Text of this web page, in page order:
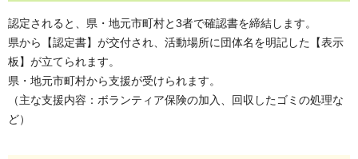
認定されると、県・地元市町村と3者で確認書を締結します。
県から【認定書】が交付され、活動場所に団体名を明記した【表示
板】が立てられます。
県・地元市町村から支援が受けられます。
（主な支援内容：ボランティア保険の加入、回収したゴミの処理な
ど）